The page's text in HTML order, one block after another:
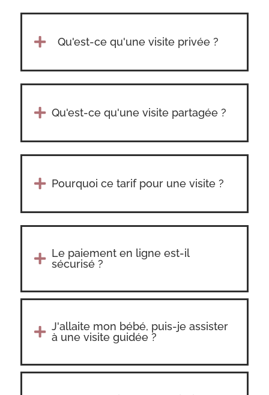
 Qu'est-ce qu'une visite privée ?
 Qu'est-ce qu'une visite partagée ?
 Pourquoi ce tarif pour une visite ?
 Le paiement en ligne est-il
sécurisé ?
 J'allaite mon bébé, puis-je assister
à une visite guidée ?